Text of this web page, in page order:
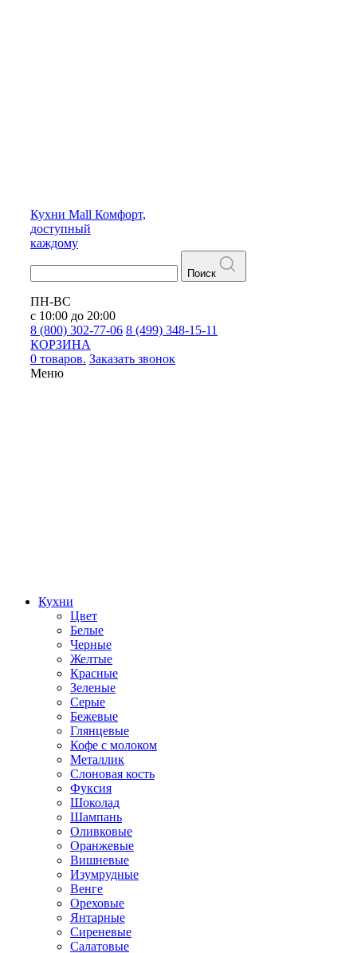
Кухни Mall Комфорт,
доступный
каждому
Поиск
ПН-ВС
с 10:00 до 20:00
8 (800) 302-77-06 8 (499) 348-15-11
КОРЗИНА
0 товаров. Заказать звонок
Меню
Кухни
Цвет
Белые
Черные
Желтые
Красные
Зеленые
Серые
Бежевые
Глянцевые
Кофе с молоком
Металлик
Слоновая кость
Фуксия
Шоколад
Шампань
Оливковые
Оранжевые
Вишневые
Изумрудные
Венге
Ореховые
Янтарные
Сиреневые
Салатовые